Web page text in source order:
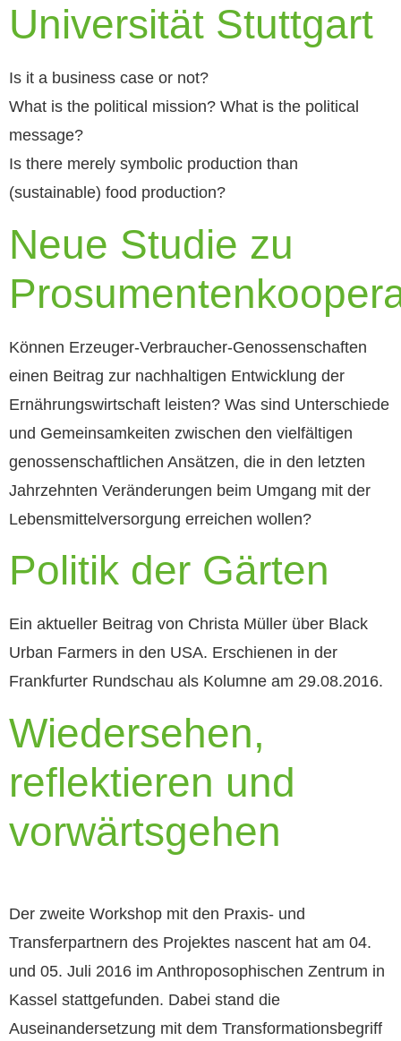
Universität Stuttgart
Is it a business case or not?
What is the political mission? What is the political
message?
Is there merely symbolic production than
(sustainable) food production?
Neue Studie zu
Können Erzeuger-Verbraucher-Genossenschaften
einen Beitrag zur nachhaltigen Entwicklung der
Ernährungswirtschaft leisten? Was sind Unterschiede
und Gemeinsamkeiten zwischen den vielfältigen
genossenschaftlichen Ansätzen, die in den letzten
Jahrzehnten Veränderungen beim Umgang mit der
Lebensmittelversorgung erreichen wollen?
Politik der Gärten
Ein aktueller Beitrag von Christa Müller über Black
Urban Farmers in den USA. Erschienen in der
Frankfurter Rundschau als Kolumne am 29.08.2016.
Wiedersehen,
reflektieren und
vorwärtsgehen
Der zweite Workshop mit den Praxis- und
Transferpartnern des Projektes nascent hat am 04.
und 05. Juli 2016 im Anthroposophischen Zentrum in
Kassel stattgefunden. Dabei stand die
Auseinandersetzung mit dem Transformationsbegriff